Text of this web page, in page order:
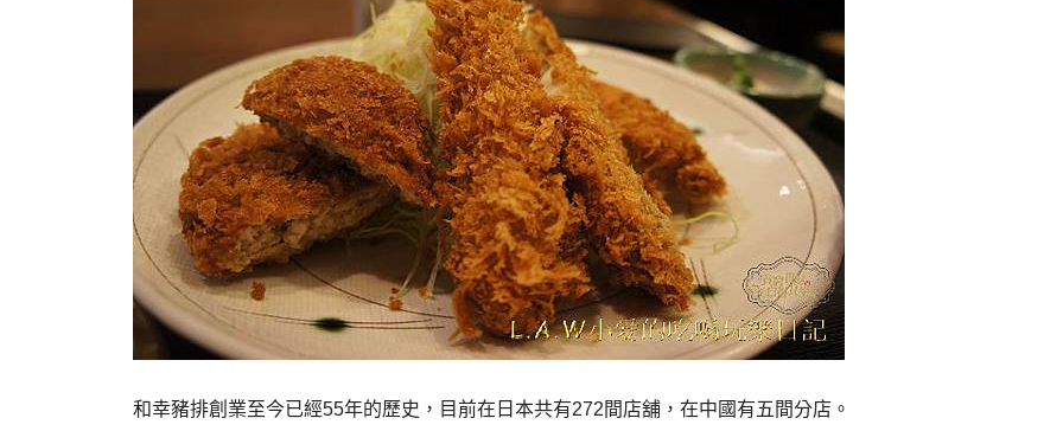
和幸豬排創業至今已經55年的歷史，目前在日本共有272間店舖，在中國有五間分店。